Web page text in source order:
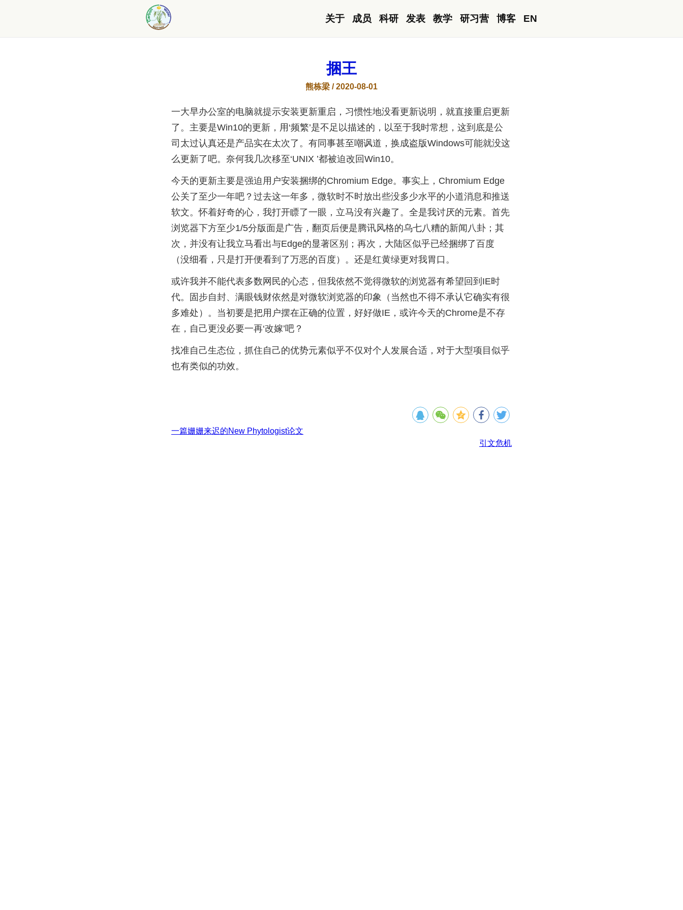
关于 成员 科研 发表 教学 研习营 博客 EN
捆王
熊栋梁 / 2020-08-01
一大早办公室的电脑就提示安装更新重启，习惯性地没看更新说明，就直接重启更新
了。主要是Win10的更新，用‘频繁’是不足以描述的，以至于我时常想，这到底是公
司太过认真还是产品实在太次了。有同事甚至嘲讽道，换成盗版Windows可能就没这
么更新了吧。奈何我几次移至‘UNIX ’都被迫改回Win10。
今天的更新主要是强迫用户安装捆绑的Chromium Edge。事实上，Chromium Edge
公关了至少一年吧？过去这一年多，微软时不时放出些没多少水平的小道消息和推送
软文。怀着好奇的心，我打开瞟了一眼，立马没有兴趣了。全是我讨厌的元素。首先
浏览器下方至少1/5分版面是广告，翻页后便是腾讯风格的乌七八糟的新闻八卦；其
次，并没有让我立马看出与Edge的显著区别；再次，大陆区似乎已经捆绑了百度
（没细看，只是打开便看到了万恶的百度）。还是红黄绿更对我胃口。
或许我并不能代表多数网民的心态，但我依然不觉得微软的浏览器有希望回到IE时
代。固步自封、满眼钱财依然是对微软浏览器的印象（当然也不得不承认它确实有很
多难处）。当初要是把用户摆在正确的位置，好好做IE，或许今天的Chrome是不存
在，自己更没必要一再‘改嫁’吧？
找准自己生态位，抓住自己的优势元素似乎不仅对个人发展合适，对于大型项目似乎
也有类似的功效。
一篇姗姗来迟的New Phytologist论文
引文危机